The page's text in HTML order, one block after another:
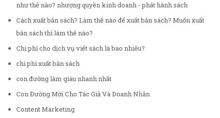
như thế nào? nhượng quyền kinh doanh - phát hành sách
Cách xuất bản sách? Làm thế nào để xuất bản sách? Muốn xuất
bản sách thì làm thế nào?
Chi phí cho dịch vụ viết sách là bao nhiêu?
chi phí xuất bản sách
con đường làm giàu nhanh nhất
Con Đường Mới Cho Tác Giả Và Doanh Nhân
Content Marketing